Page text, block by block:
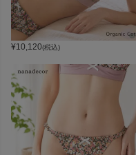
¥10,120(税込)